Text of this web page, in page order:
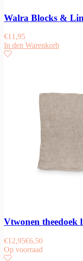
Walra Blocks &
€11,95
In den Warenkorb
Vtwonen theedoek
€12,95€6,50
Op voorraad